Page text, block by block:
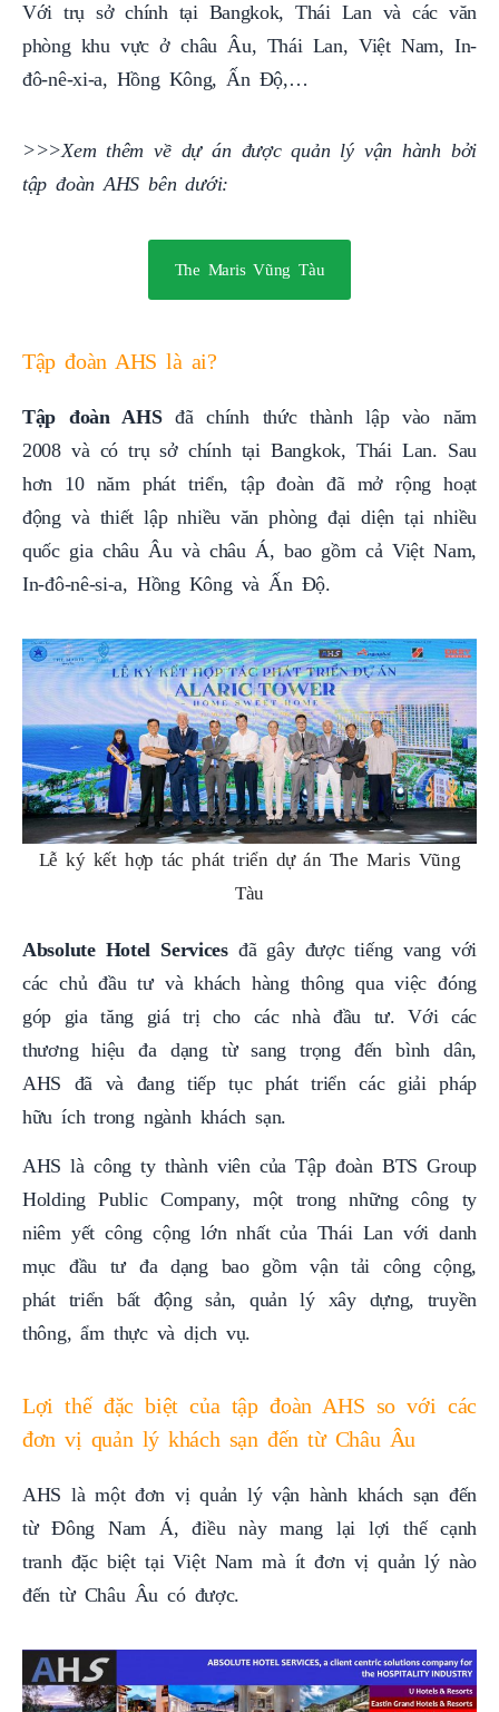
Với trụ sở chính tại Bangkok, Thái Lan và các văn
phòng khu vực ở châu Âu, Thái Lan, Việt Nam, In-
đô-nê-xi-a, Hồng Kông, Ấn Độ,…
>>>Xem thêm về dự án được quản lý vận hành bởi
tập đoàn AHS bên dưới:
The Maris Vũng Tàu
Tập đoàn AHS là ai?
Tập đoàn AHSđã chính thức thành lập vào năm
2008 và có trụ sở chính tại Bangkok, Thái Lan. Sau
hơn 10 năm phát triển, tập đoàn đã mở rộng hoạt
động và thiết lập nhiều văn phòng đại diện tại nhiều
quốc gia châu Âu và châu Á, bao gồm cả Việt Nam,
In-đô-nê-si-a, Hồng Kông và Ấn Độ.
Lễ ký kết hợp tác phát triển dự án The Maris Vũng
Tàu
Absolute Hotel Servicesđã gây được tiếng vang với
các chủ đầu tư và khách hàng thông qua việc đóng
góp gia tăng giá trị cho các nhà đầu tư. Với các
thương hiệu đa dạng từ sang trọng đến bình dân,
AHS đã và đang tiếp tục phát triển các giải pháp
hữu ích trong ngành khách sạn.
AHS là công ty thành viên của Tập đoàn BTS Group
Holding Public Company, một trong những công ty
niêm yết công cộng lớn nhất của Thái Lan với danh
mục đầu tư đa dạng bao gồm vận tải công cộng,
phát triển bất động sản, quản lý xây dựng, truyền
thông, ẩm thực và dịch vụ.
Lợi thế đặc biệt của tập đoàn AHS so với các
đơn vị quản lý khách sạn đến từ Châu Âu
AHS là một đơn vị quản lý vận hành khách sạn đến
từ Đông Nam Á, điều này mang lại lợi thế cạnh
tranh đặc biệt tại Việt Nam mà ít đơn vị quản lý nào
đến từ Châu Âu có được.